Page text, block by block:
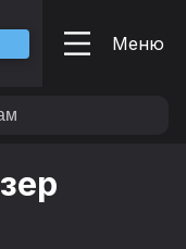
Меню